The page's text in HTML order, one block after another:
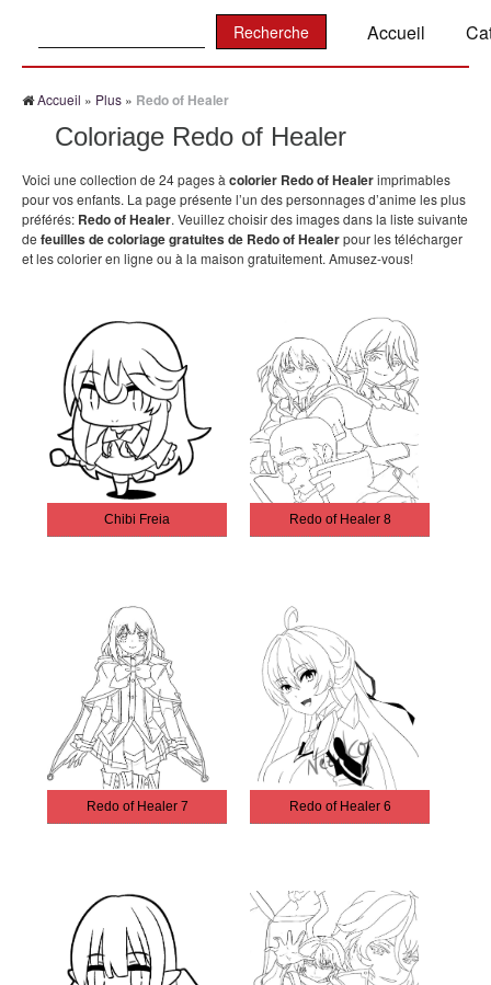
Accueil
Accueil » Plus » Redo of Healer
Coloriage Redo of Healer
Voici une collection de 24 pages à colorier Redo of Healerimprimables
pour vos enfants. La page présente l’un des personnages d’anime les plus
préférés: Redo of Healer. Veuillez choisir des images dans la liste suivante
de feuilles de coloriage gratuites de Redo of Healerpour les télécharger
et les colorier en ligne ou à la maison gratuitement. Amusez-vous!
Chibi Freia Redo of Healer 8
Redo of Healer 7 Redo of Healer 6